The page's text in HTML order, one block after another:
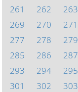
261
262 263
269
270 271
277
278 279
285
286 287
293
294 295
301
302 303